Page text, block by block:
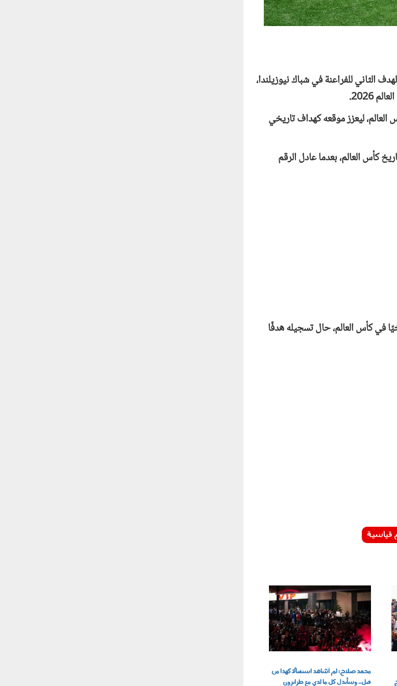
للفراعنة في شباك نيوزيلندا،
2026.
مشاركاته بكأس العالم، ليعزز موقعه كهداف تاريخي
كأس العالم، بعدما عادل الرقم
في كأس العالم، حال تسجيله هدفًا
قياسية
060802.jpg
محمد صلاح: لم أشاهد استقبالًا كهذا من
قبل.. وسأبذل كل ما لدي مع طرابزون